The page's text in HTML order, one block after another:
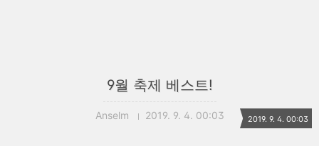
9월 축제 베스트!
Anselm 2019. 9. 4. 00:03 2019. 9. 4. 00:03